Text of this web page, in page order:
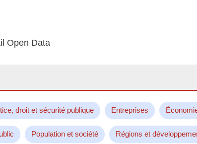
Open Data
droit et sécurité publique Entreprises
Population et société Régions et